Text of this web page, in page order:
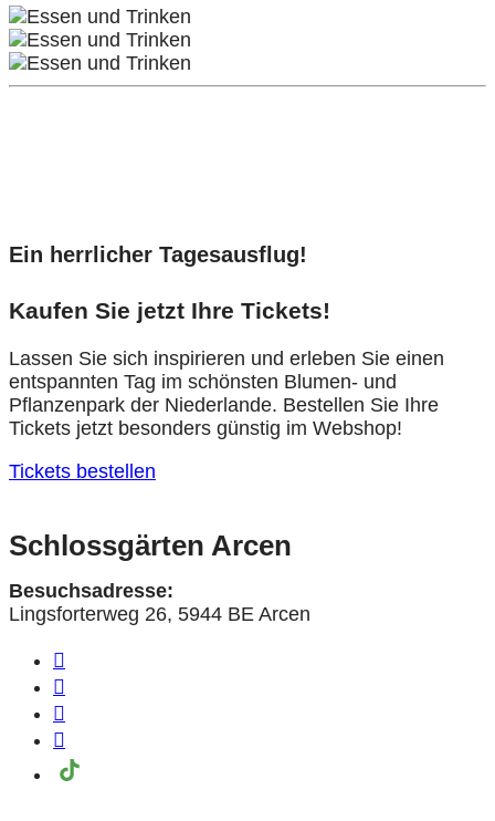
Ein herrlicher Tagesausflug!
Kaufen Sie jetzt Ihre Tickets!
Lassen Sie sich inspirieren und erleben Sie einen
entspannten Tag im schönsten Blumen- und
Pflanzenpark der Niederlande. Bestellen Sie Ihre
Tickets jetzt besonders günstig im Webshop!
Tickets bestellen
Schlossgärten Arcen
Besuchsadresse:
Lingsforterweg 26, 5944 BE Arcen